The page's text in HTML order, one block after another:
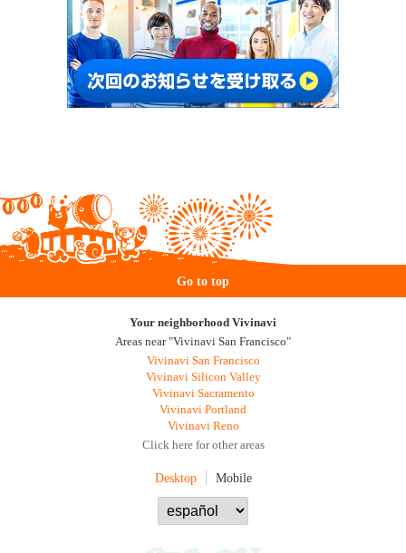
Go to top
Your neighborhood Vivinavi
Areas near "Vivinavi San Francisco"
Vivinavi San Francisco
Vivinavi Silicon Valley
Vivinavi Sacramento
Vivinavi Portland
Vivinavi Reno
Click here for other areas
Desktop Mobile